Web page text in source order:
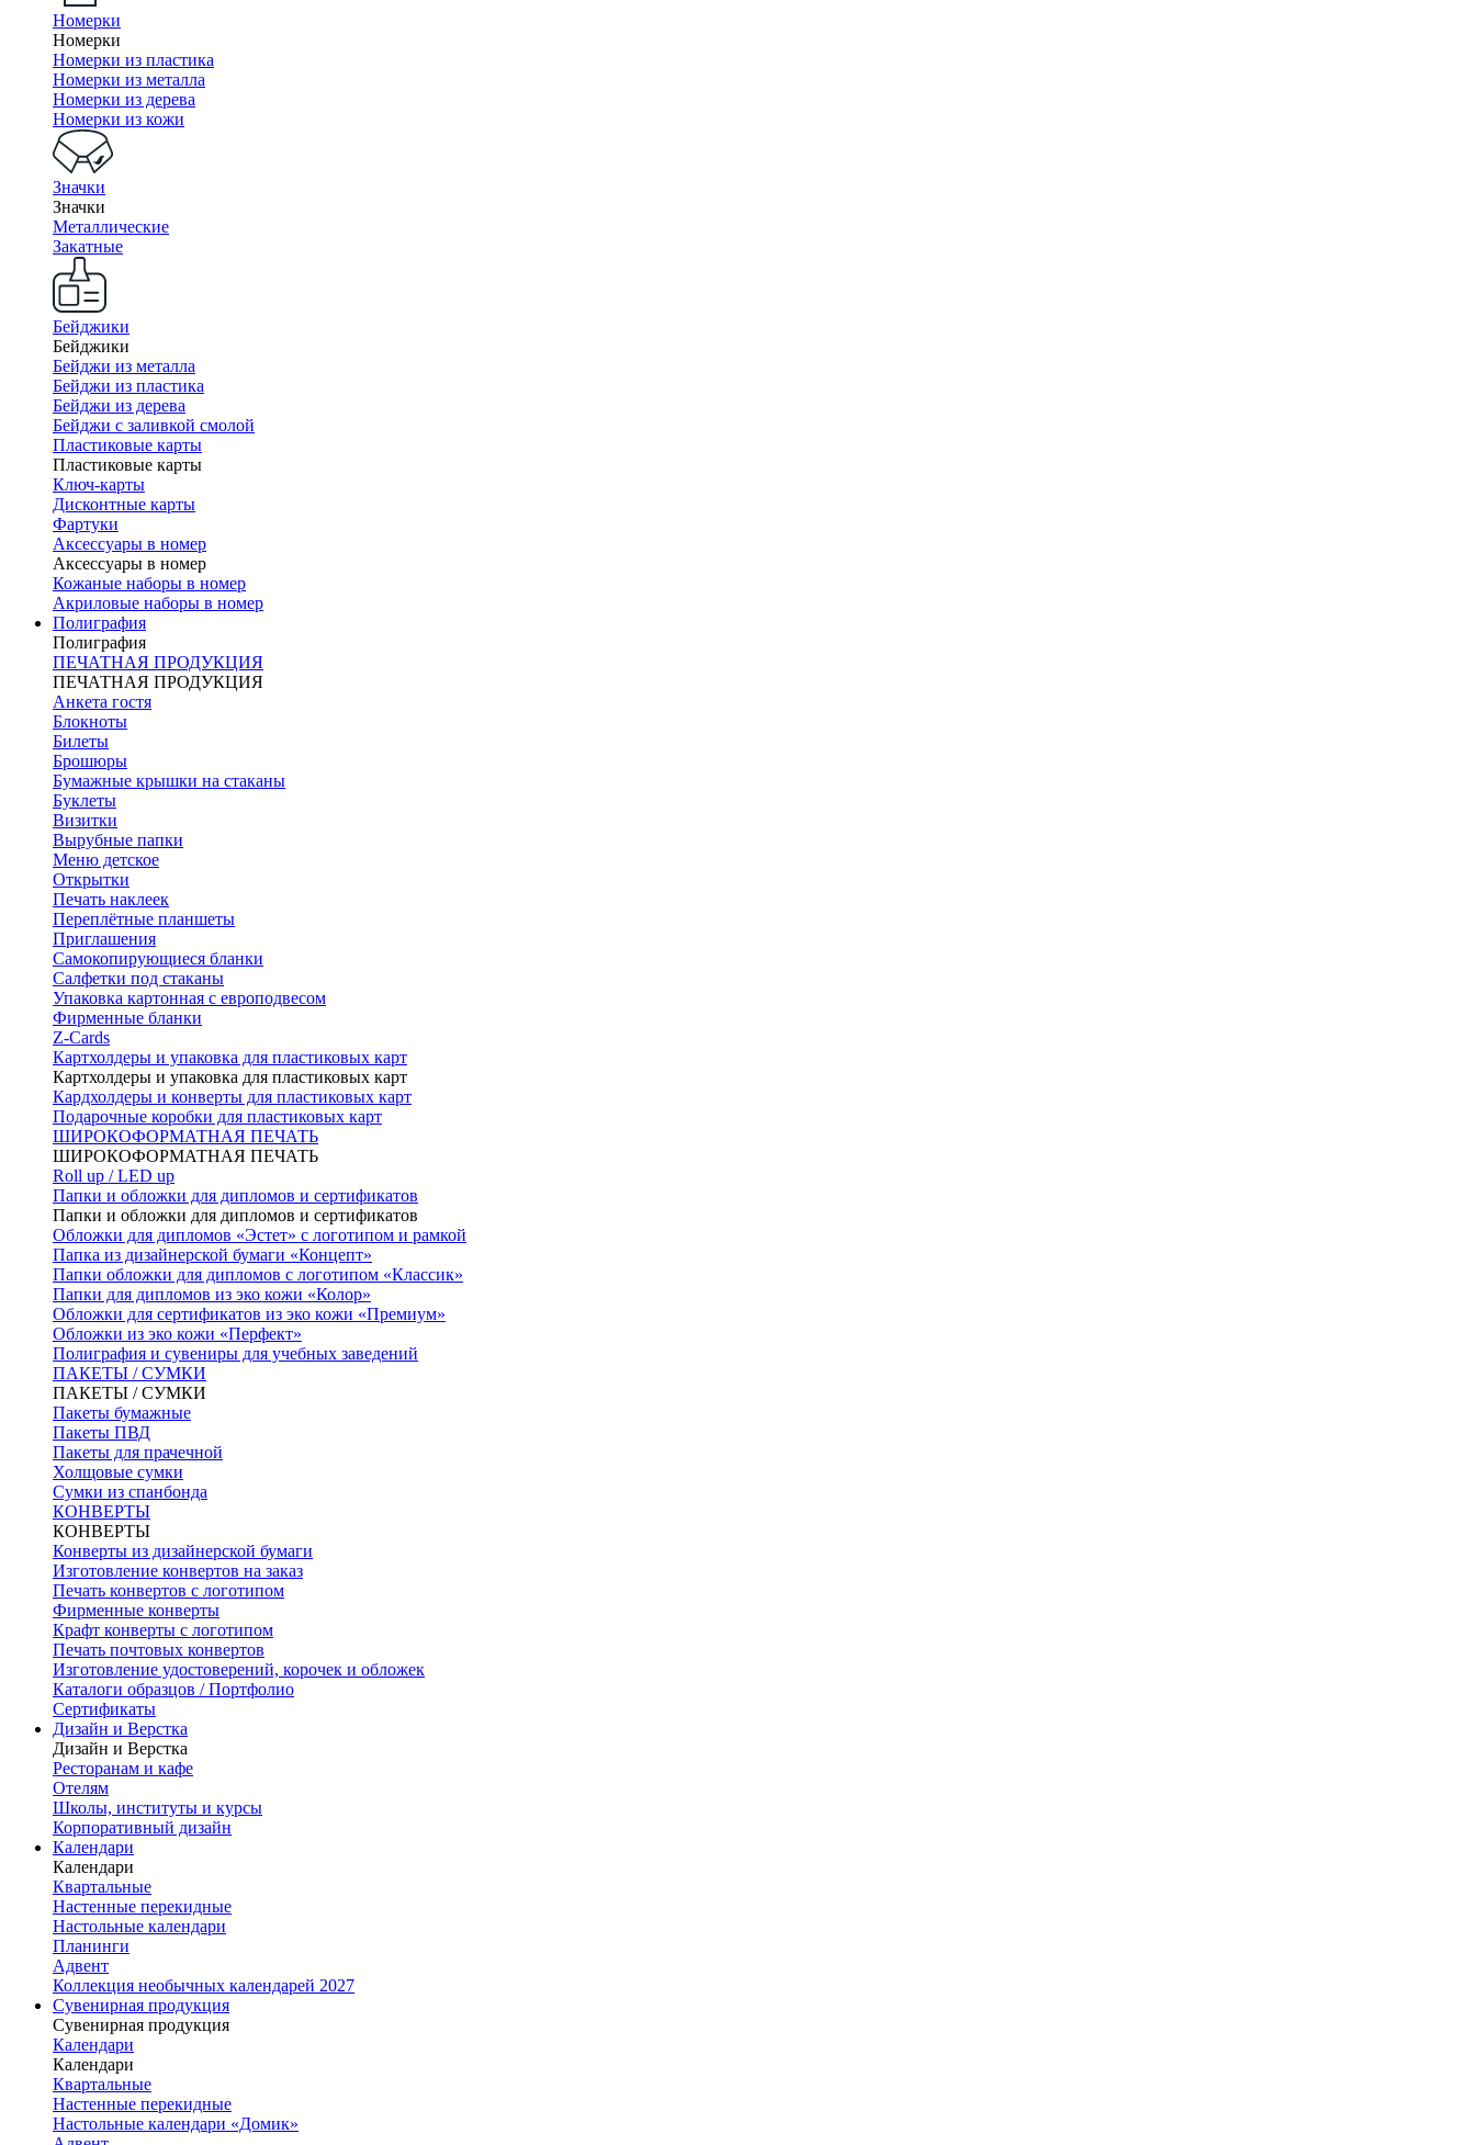
Номерки
Номерки
Номерки из пластика
Номерки из металла
Номерки из дерева
Номерки из кожи
Значки
Значки
Металлические
Закатные
Бейджики
Бейджики
Бейджи из металла
Бейджи из пластика
Бейджи из дерева
Бейджи с заливкой смолой
Пластиковые карты
Пластиковые карты
Ключ-карты
Дисконтные карты
Фартуки
Аксессуары в номер
Аксессуары в номер
Кожаные наборы в номер
Акриловые наборы в номер
Полиграфия
Полиграфия
ПЕЧАТНАЯ ПРОДУКЦИЯ
ПЕЧАТНАЯ ПРОДУКЦИЯ
Анкета гостя
Блокноты
Билеты
Брошюры
Бумажные крышки на стаканы
Буклеты
Визитки
Вырубные папки
Меню детское
Открытки
Печать наклеек
Переплётные планшеты
Приглашения
Самокопирующиеся бланки
Салфетки под стаканы
Упаковка картонная с европодвесом
Фирменные бланки
Z-Cards
Картхолдеры и упаковка для пластиковых карт
Картхолдеры и упаковка для пластиковых карт
Кардхолдеры и конверты для пластиковых карт
Подарочные коробки для пластиковых карт
ШИРОКОФОРМАТНАЯ ПЕЧАТЬ
ШИРОКОФОРМАТНАЯ ПЕЧАТЬ
Roll up / LED up
Папки и обложки для дипломов и сертификатов
Папки и обложки для дипломов и сертификатов
Обложки для дипломов «Эстет» с логотипом и рамкой
Папка из дизайнерской бумаги «Концепт»
Папки обложки для дипломов с логотипом «Классик»
Папки для дипломов из эко кожи «Колор»
Обложки для сертификатов из эко кожи «Премиум»
Обложки из эко кожи «Перфект»
Полиграфия и сувениры для учебных заведений
ПАКЕТЫ / СУМКИ
ПАКЕТЫ / СУМКИ
Пакеты бумажные
Пакеты ПВД
Пакеты для прачечной
Холщовые сумки
Сумки из спанбонда
КОНВЕРТЫ
КОНВЕРТЫ
Конверты из дизайнерской бумаги
Изготовление конвертов на заказ
Печать конвертов с логотипом
Фирменные конверты
Крафт конверты с логотипом
Печать почтовых конвертов
Изготовление удостоверений, корочек и обложек
Каталоги образцов / Портфолио
Сертификаты
Дизайн и Верстка
Дизайн и Верстка
Ресторанам и кафе
Отелям
Школы, институты и курсы
Корпоративный дизайн
Календари
Календари
Квартальные
Настенные перекидные
Настольные календари
Планинги
Адвент
Коллекция необычных календарей 2027
Сувенирная продукция
Сувенирная продукция
Календари
Календари
Квартальные
Настенные перекидные
Настольные календари «Домик»